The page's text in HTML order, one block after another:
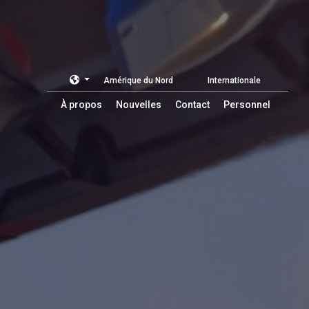
À propos Nouvelles Contact Personnel
Amérique du Nord Internationale